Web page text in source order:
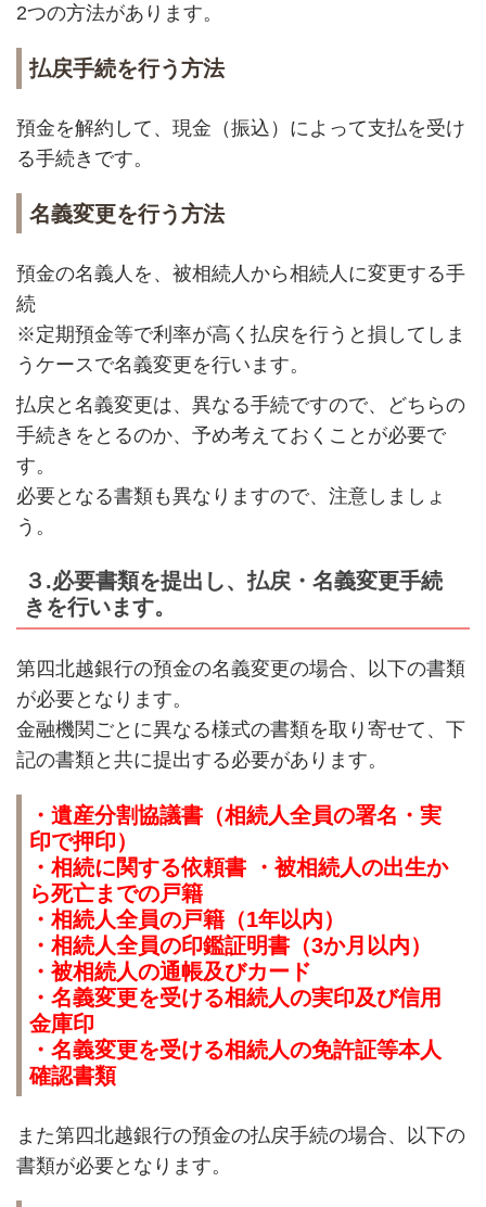
2つの方法があります。
払戻手続を行う方法
預金を解約して、現金（振込）によって支払を受け
る手続きです。
名義変更を行う方法
預金の名義人を、被相続人から相続人に変更する手
続
※定期預金等で利率が高く払戻を行うと損してしま
うケースで名義変更を行います。
払戻と名義変更は、異なる手続ですので、どちらの
手続きをとるのか、予め考えておくことが必要で
す。
必要となる書類も異なりますので、注意しましょ
う。
３.必要書類を提出し、払戻・名義変更手続
きを行います。
第四北越銀行の預金の名義変更の場合、以下の書類
が必要となります。
金融機関ごとに異なる様式の書類を取り寄せて、下
記の書類と共に提出する必要があります。
・遺産分割協議書（相続人全員の署名・実
印で押印）
・相続に関する依頼書 ・被相続人の出生か
ら死亡までの戸籍
・相続人全員の戸籍（1年以内）
・相続人全員の印鑑証明書（3か月以内）
・被相続人の通帳及びカード
・名義変更を受ける相続人の実印及び信用
金庫印
・名義変更を受ける相続人の免許証等本人
確認書類
また第四北越銀行の預金の払戻手続の場合、以下の
書類が必要となります。